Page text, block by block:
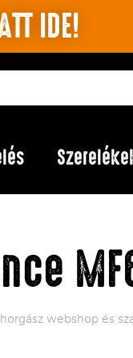
IDE!
webshop és